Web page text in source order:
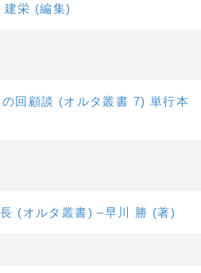
栄 (編集)
回顧談 (オルタ叢書 7) 単行本
(オルタ叢書) –早川 勝 (著)